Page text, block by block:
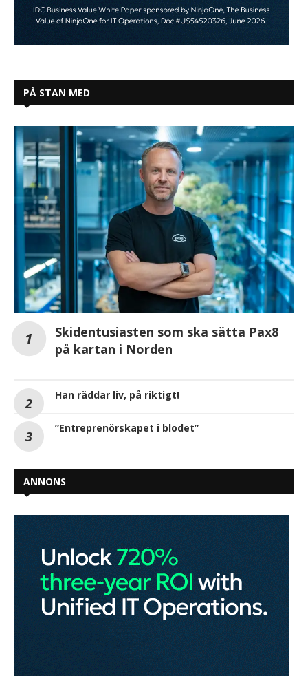
PÅ STAN MED
Skidentusiasten som ska sätta Pax8
på kartan i Norden
Han räddar liv, på riktigt!
”Entreprenörskapet i blodet”
ANNONS